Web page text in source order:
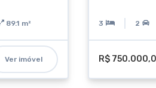
89.1 m²
Ver imóvel
3 2
R$